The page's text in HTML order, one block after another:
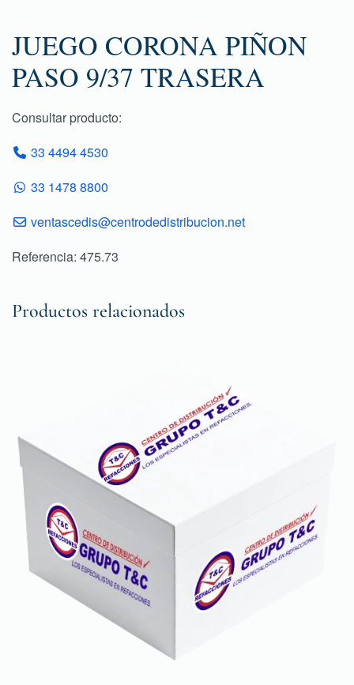
JUEGO CORONA PIÑON
PASO 9/37 TRASERA
Consultar producto:
33 4494 4530
33 1478 8800
ventascedis@centrodedistribucion.net
Referencia: 475.73
Productos relacionados